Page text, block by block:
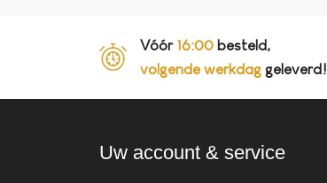
Vóór 16:00 besteld,
volgende werkdag geleverd!
Uw account & service